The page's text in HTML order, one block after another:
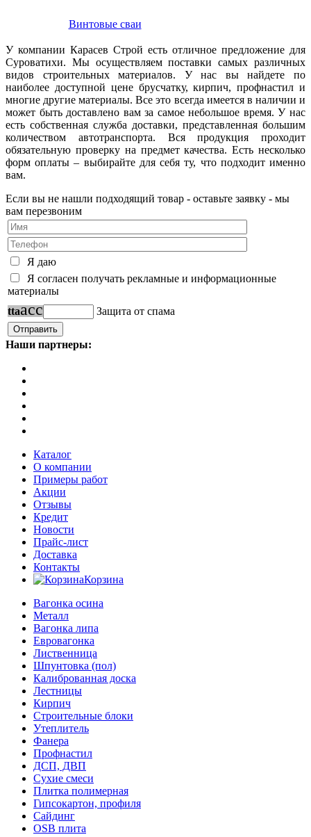
Винтовые сваи
У компании Карасев Строй есть отличное предложение для
Суроватихи. Мы осуществляем поставки самых различных
видов строительных материалов. У нас вы найдете по
наиболее доступной цене брусчатку, кирпич, профнастил и
многие другие материалы. Все это всегда имеется в наличии и
может быть доставлено вам за самое небольшое время. У нас
есть собственная служба доставки, представленная большим
количеством автотранспорта. Вся продукция проходит
обязательную проверку на предмет качества. Есть несколько
форм оплаты – выбирайте для себя ту, что подходит именно
вам.
Если вы не нашли подходящий товар - оставьте заявку - мы
вам перезвоним
Я даю
Я согласен получать рекламные и информационные
материалы
ttaacc Защита от спама
Наши партнеры:
Каталог
О компании
Примеры работ
Акции
Отзывы
Кредит
Новости
Прайс-лист
Доставка
Контакты
Корзина
Вагонка осина
Металл
Вагонка липа
Евровагонка
Лиственница
Шпунтовка (пол)
Калиброванная доска
Лестницы
Кирпич
Строительные блоки
Утеплитель
Фанера
Профнастил
ДСП, ДВП
Сухие смеси
Плитка полимерная
Гипсокартон, профиля
Сайдинг
OSB плита